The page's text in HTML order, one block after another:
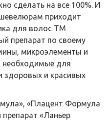
сделать на все 100%. И
приходит
для волос ТМ
препарат по своему
микроэлементы и
необходимые для
здоровых и красивых
«Плацент Формула
«Ланьер